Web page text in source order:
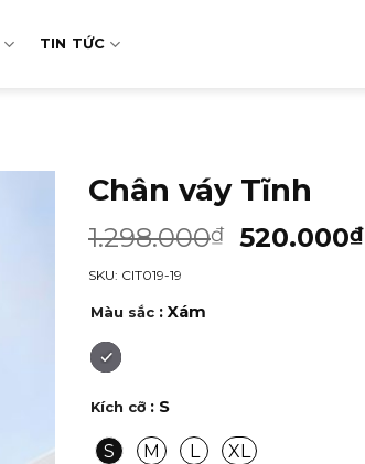
TIN TỨC
Chân váy Tĩnh
1.298.000₫ 520.000₫
SKU: CIT019-19
Màu sắc : Xám
Kích cỡ : S
S M L XL